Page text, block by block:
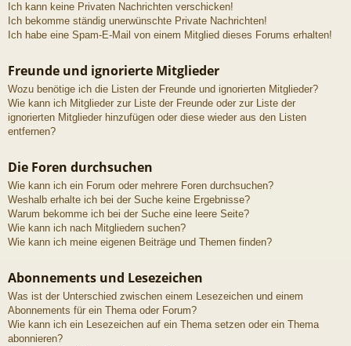
Ich kann keine Privaten Nachrichten verschicken!
Ich bekomme ständig unerwünschte Private Nachrichten!
Ich habe eine Spam-E-Mail von einem Mitglied dieses Forums erhalten!
Freunde und ignorierte Mitglieder
Wozu benötige ich die Listen der Freunde und ignorierten Mitglieder?
Wie kann ich Mitglieder zur Liste der Freunde oder zur Liste der
ignorierten Mitglieder hinzufügen oder diese wieder aus den Listen
entfernen?
Die Foren durchsuchen
Wie kann ich ein Forum oder mehrere Foren durchsuchen?
Weshalb erhalte ich bei der Suche keine Ergebnisse?
Warum bekomme ich bei der Suche eine leere Seite?
Wie kann ich nach Mitgliedern suchen?
Wie kann ich meine eigenen Beiträge und Themen finden?
Abonnements und Lesezeichen
Was ist der Unterschied zwischen einem Lesezeichen und einem
Abonnements für ein Thema oder Forum?
Wie kann ich ein Lesezeichen auf ein Thema setzen oder ein Thema
abonnieren?